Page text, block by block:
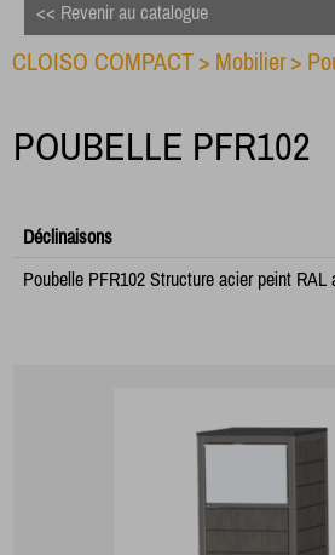
<< Revenir au catalogue
CLOISO COMPACT > Mobilier >
POUBELLE PFR102
Déclinaisons
Poubelle PFR102 Structure acier peint RAL